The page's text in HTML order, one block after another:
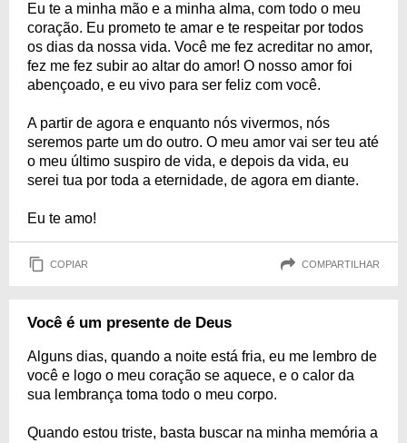
Eu te a minha mão e a minha alma, com todo o meu
coração. Eu prometo te amar e te respeitar por todos
os dias da nossa vida. Você me fez acreditar no amor,
fez me fez subir ao altar do amor! O nosso amor foi
abençoado, e eu vivo para ser feliz com você.
A partir de agora e enquanto nós vivermos, nós
seremos parte um do outro. O meu amor vai ser teu até
o meu último suspiro de vida, e depois da vida, eu
serei tua por toda a eternidade, de agora em diante.
Eu te amo!
COPIAR COMPARTILHAR
Você é um presente de Deus
Alguns dias, quando a noite está fria, eu me lembro de
você e logo o meu coração se aquece, e o calor da
sua lembrança toma todo o meu corpo.
Quando estou triste, basta buscar na minha memória a